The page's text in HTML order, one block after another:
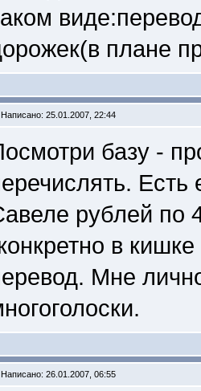
плане
Написано: 25.01.2007, 22:44
базу -
рублей по
в
Мне
Написано: 26.01.2007, 06:55